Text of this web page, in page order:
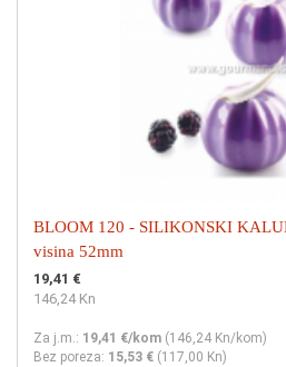
BLOOM 120 - SILIKONSKI
visina 52mm
19,41 €
146,24 Kn
Za j.m.: 19,41 €/kom (146,24 Kn/kom)
Bez poreza: 15,53 € (117,00 Kn)